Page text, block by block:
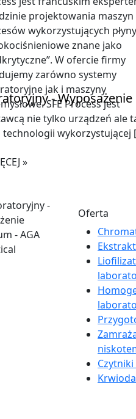
projektowania maszyn
wykorzystujących płyny
znane jako
W ofercie firmy
zarówno systemy
jak i maszyny
SFE Process jest
nie tylko urządzeń ale
technologii wykorzystującej
»
Oferta
Czytniki